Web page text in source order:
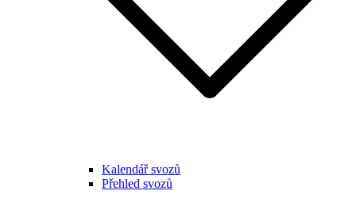
Kalendář svozů
Přehled svozů